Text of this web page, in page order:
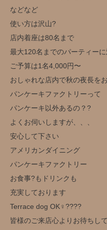
などなど
使い方は沢山?️
店内着座は80名まで
最大120名までのパーティー
ご予算は1名4,000円〜
おしゃれな店内で秋の夜長を
パンケーキファクトリーって
パンケーキ以外あるの？?
よくお伺いしますが、、、
安心して下さい
アメリカンダイニング
パンケーキファクトリー
お食事?もドリンクも
充実しております
Terrace dog OK‍♀️??‍??
皆様のご来店心よりお待ちし